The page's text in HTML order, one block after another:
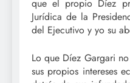
que el propio Díez
Jurídica de la
del Ejecutivo y yo su
Lo que Díez Gargari
sus propios intereses